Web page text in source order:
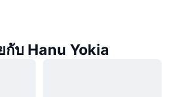
กับ Hanu Yokia